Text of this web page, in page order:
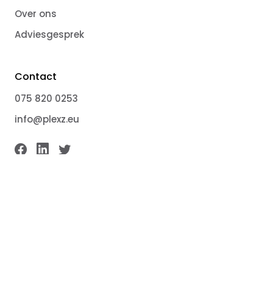
Over ons
Adviesgesprek
Contact
075 820 0253
info@plexz.eu